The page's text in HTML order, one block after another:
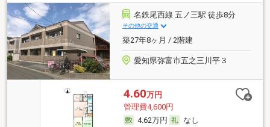
名鉄尾西線 五ノ三駅 徒歩8分
その他の交通
築27年8ヶ月 / 2階建
愛知県弥富市五之三川平３
4.60万円
管理費4,600円
4.62万円
なし